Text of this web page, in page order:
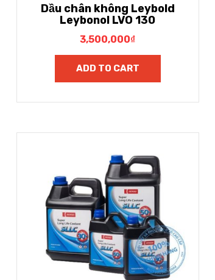
Dầu chân không Leybold
Leybonol LVO 130
3,500,000₫
ADD TO CART